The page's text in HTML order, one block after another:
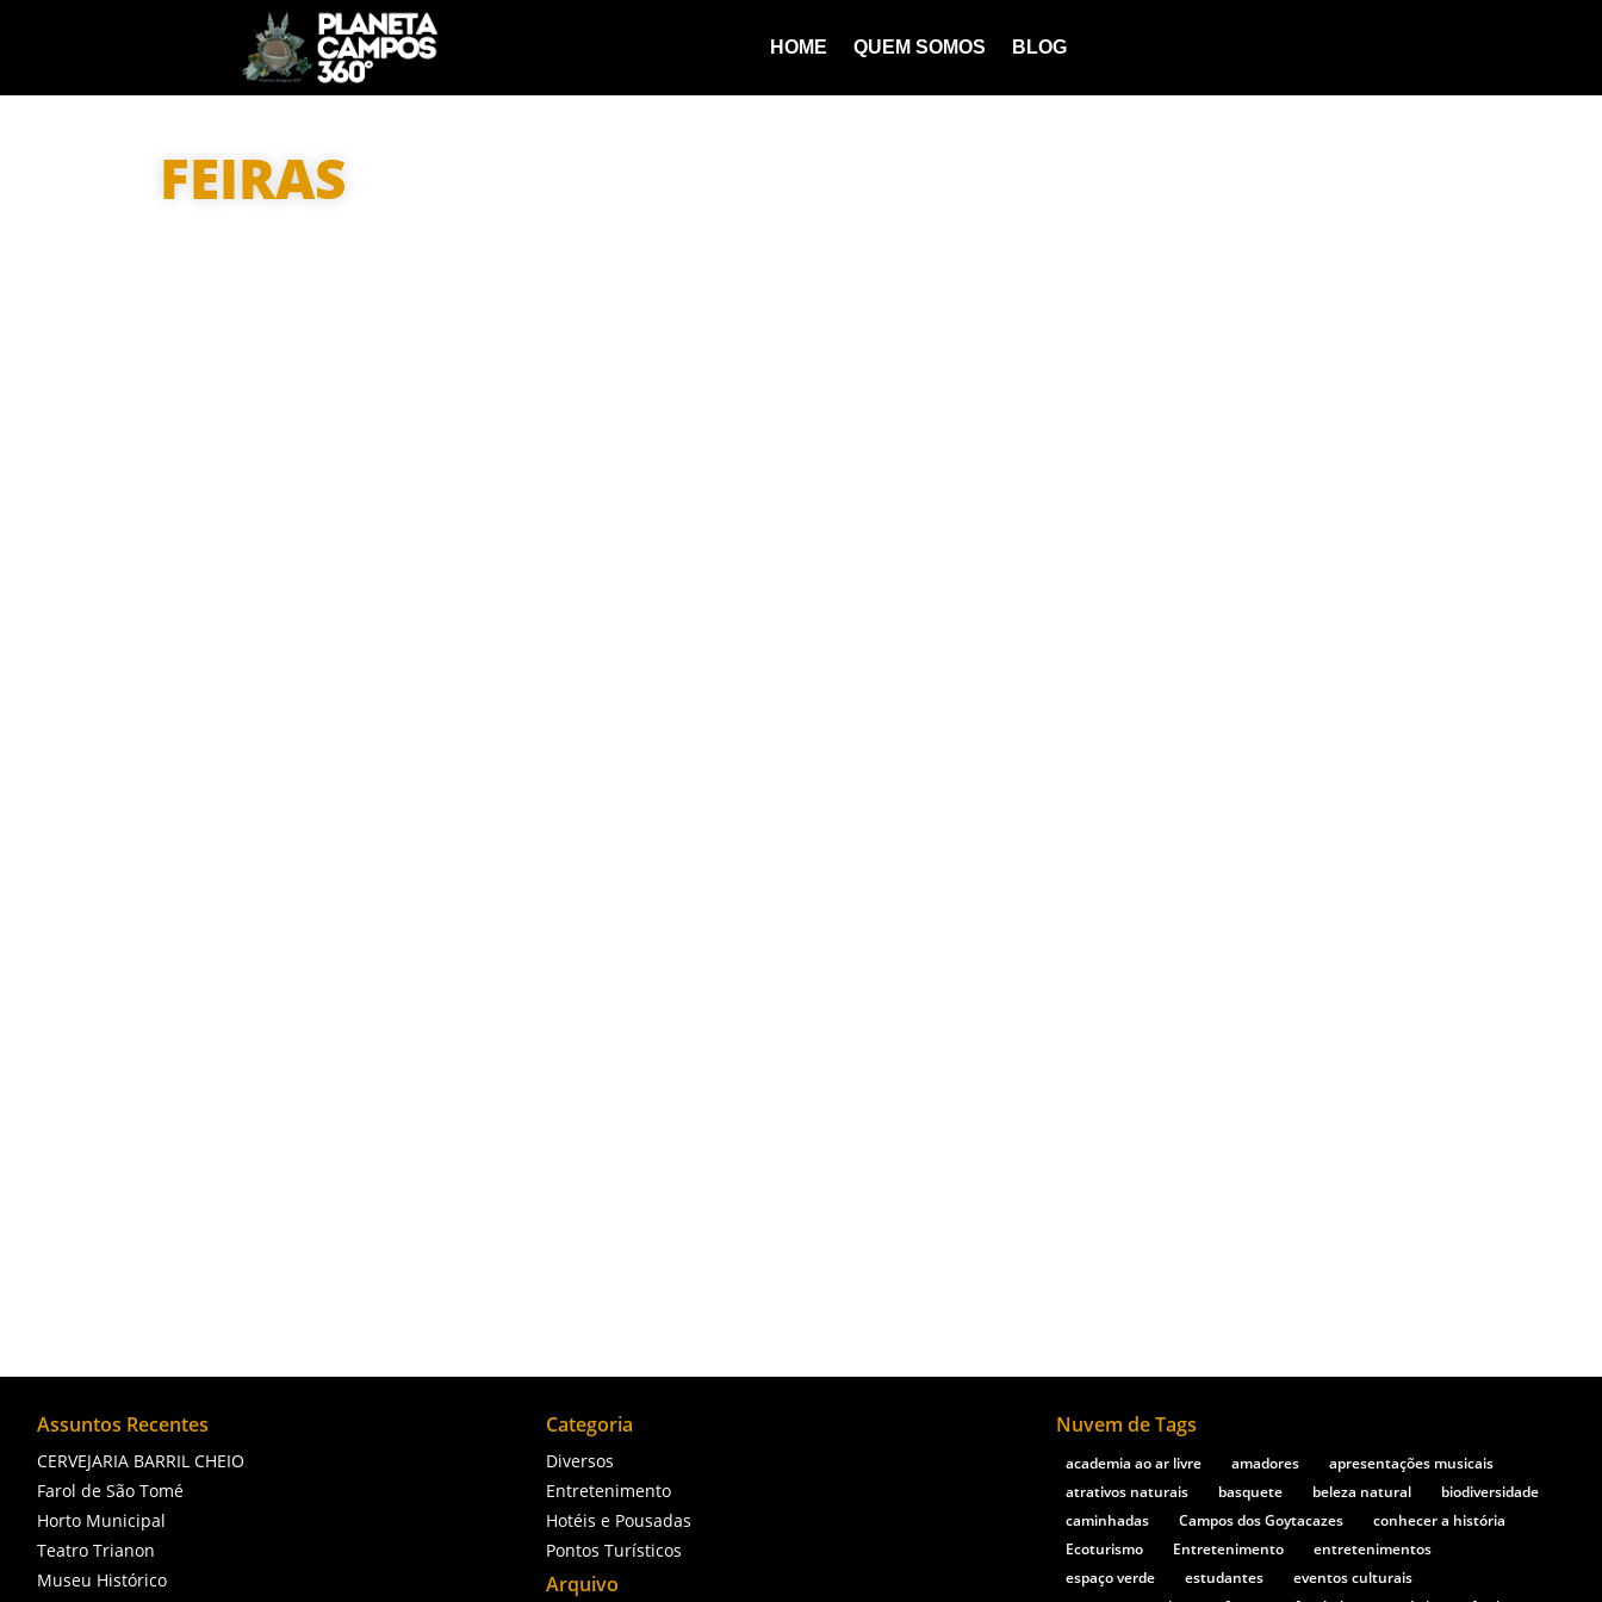
HOME QUEM SOMOS BLOG
FEIRAS
Assuntos Recentes
CERVEJARIA BARRIL CHEIO
Farol de São Tomé
Horto Municipal
Teatro Trianon
Museu Histórico
Categoria
Diversos
Entretenimento
Hotéis e Pousadas
Pontos Turísticos
Arquivo
Nuvem de Tags
academia ao ar livre amadores
apresentações musicais
atrativos naturais
basquete beleza natural
biodiversidade
caminhadas
Campos dos Goytacazes
conhecer a história
Ecoturismo
Entretenimento
entretenimentos
espaço verde
estudantes
eventos culturais